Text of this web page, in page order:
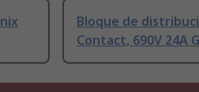
Bloque de
Contact, 690V 24A